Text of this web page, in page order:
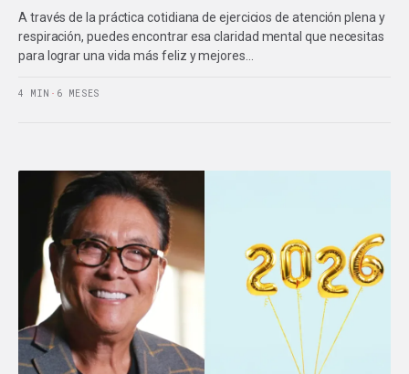
A través de la práctica cotidiana de ejercicios de atención plena y
respiración, puedes encontrar esa claridad mental que necesitas
para lograr una vida más feliz y mejores…
4 MIN · 6 MESES